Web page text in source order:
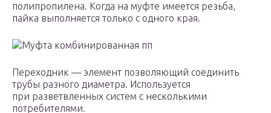
полипропилена. Когда на муфте имеется резьба,
пайка выполняется только с одного края.
Муфта комбинированная пп
Переходник — элемент позволяющий соединить
трубы разного диаметра. Используется
при разветвленных систем с несколькими
потребителями.